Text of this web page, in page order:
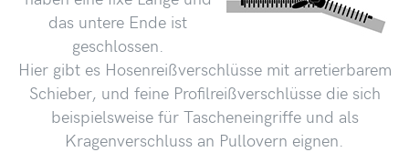
das untere Ende ist
geschlossen.
Hier gibt es Hosenreißverschlüsse mit arretierbarem
Schieber, und feine Profilreißverschlüsse die sich
beispielsweise für Tascheneingriffe und als
Kragenverschluss an Pullovern eignen.